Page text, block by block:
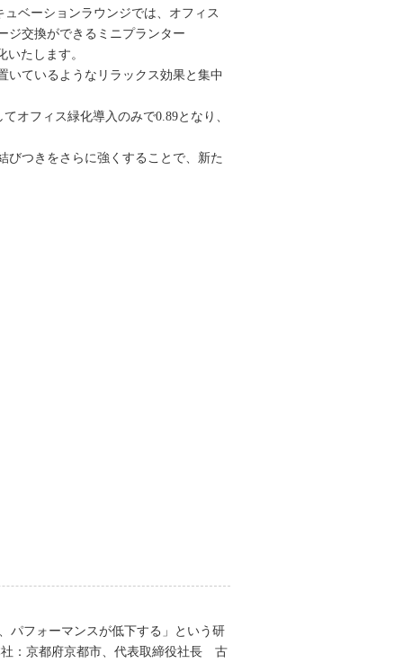
ベーションラウンジでは、オフィス
ジ交換ができるミニプランター
たします。
いているようなリラックス効果と集中
オフィス緑化導入のみで0.89となり、
びつきをさらに強くすることで、新た
パフォーマンスが低下する」という研
社：京都府京都市、代表取締役社長 古